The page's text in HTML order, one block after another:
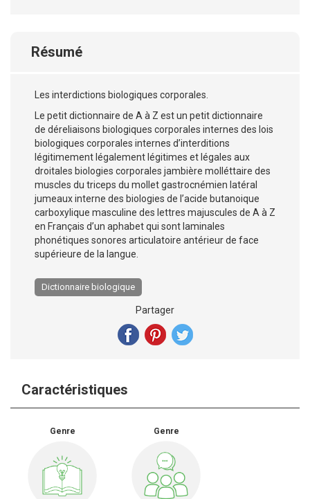
Résumé
Les interdictions biologiques corporales.
Le petit dictionnaire de A à Z est un petit dictionnaire
de déreliaisons biologiques corporales internes des lois
biologiques corporales internes d’interditions
légitimement légalement légitimes et légales aux
droitales biologies corporales jambière molléttaire des
muscles du triceps du mollet gastrocnémien latéral
jumeaux interne des biologies de l’acide butanoique
carboxylique masculine des lettres majuscules de A à Z
en Français d’un aphabet qui sont laminales
phonétiques sonores articulatoire antérieur de face
supérieure de la langue.
Dictionnaire biologique
Partager
Caractéristiques
Genre Genre